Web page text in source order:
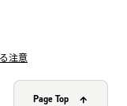
注意
Page Top